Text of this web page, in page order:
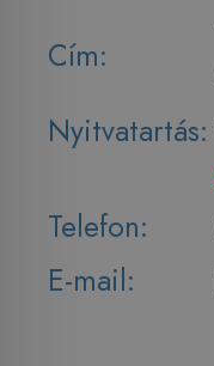
Cím:
Nyitvatartás:
Telefon:
E-mail: